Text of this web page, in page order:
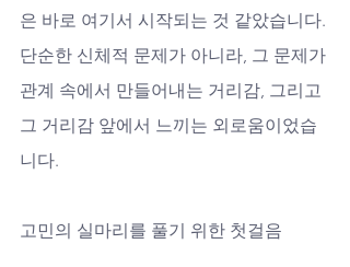
은 바로 여기서 시작되는 것 같았습니다.
단순한 신체적 문제가 아니라, 그 문제가
관계 속에서 만들어내는 거리감, 그리고
그 거리감 앞에서 느끼는 외로움이었습
니다.
고민의 실마리를 풀기 위한 첫걸음